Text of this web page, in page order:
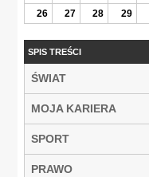
26
27 28 29
SPIS TREŚCI
ŚWIAT
MOJA KARIERA
SPORT
PRAWO